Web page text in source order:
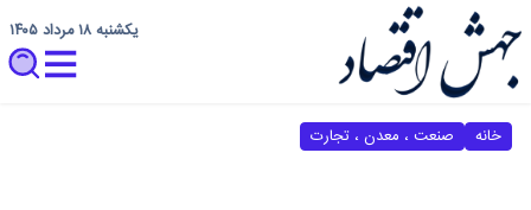
یکشنبه ۱۸ مرداد ۱۴۰۵
خانه صنعت ، معدن ، تجارت